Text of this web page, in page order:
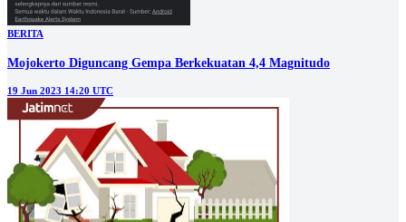
BERITA
Mojokerto Diguncang Gempa Berkekuatan 4,4 Magnitudo
19 Jun 2023 14:20 UTC